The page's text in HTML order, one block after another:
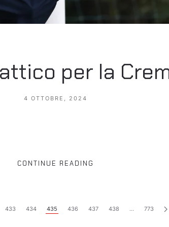
per la
4 OTTOBRE, 2024
CONTINUE READING
433 434 435 436 437 438 … 773